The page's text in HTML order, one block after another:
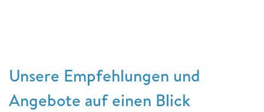
Unsere Empfehlungen und
Angebote auf einen Blick